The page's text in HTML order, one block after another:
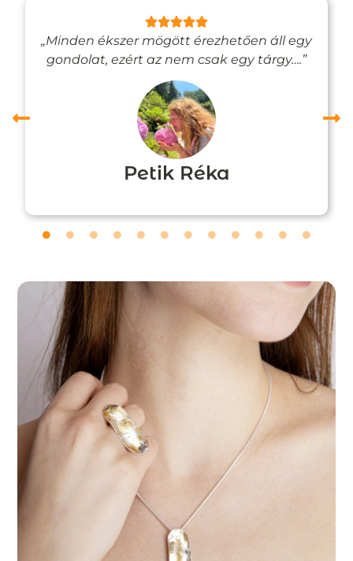
„Minden ékszer mögött érezhetően áll egy
gondolat, ezért az nem csak egy tárgy….”
Petik Réka